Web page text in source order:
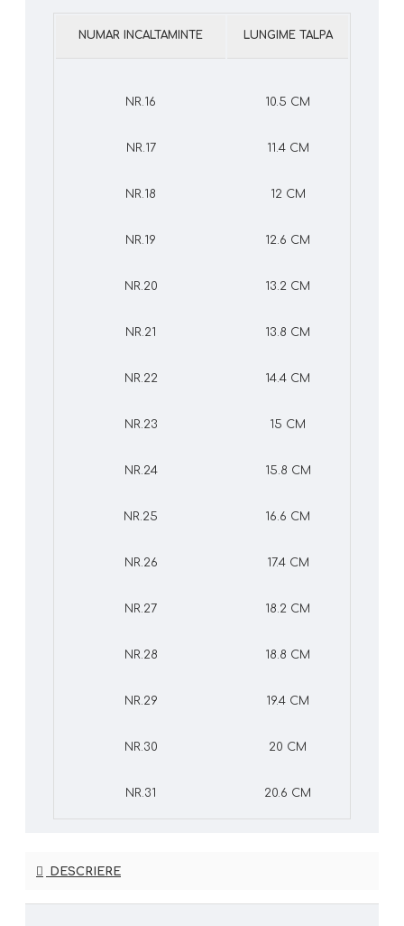
NUMAR INCALTAMINTE LUNGIME TALPA
NR.16 10.5 CM
NR.17 11.4 CM
NR.18 12 CM
NR.19 12.6 CM
NR.20 13.2 CM
NR.21 13.8 CM
NR.22 14.4 CM
NR.23 15 CM
NR.24 15.8 CM
NR.25 16.6 CM
NR.26 17.4 CM
NR.27 18.2 CM
NR.28 18.8 CM
NR.29 19.4 CM
NR.30 20 CM
NR.31 20.6 CM
DESCRIERE